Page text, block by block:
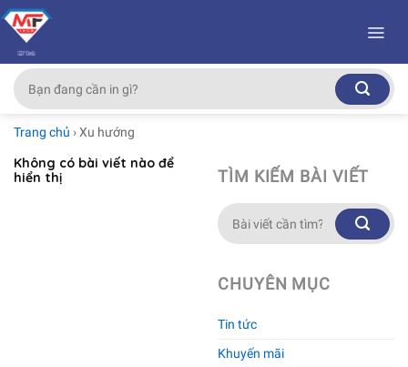
Skip
to
content
Tìm
kiếm:
Trang chủ ›Xu hướng
Không có bài viết nào để
hiển thị
TÌM KIẾM BÀI VIẾT
CHUYÊN MỤC
Tin tức
Khuyến mãi